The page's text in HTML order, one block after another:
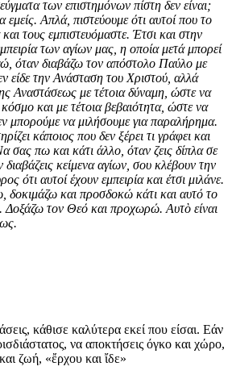
των επιστημόνων πίστη δεν είναι;
εμείς. Απλά, πιστεύουμε ότι αυτοί που το
τους εμπιστευόμαστε. Έτσι και στην
των αγίων μας, η οποία μετά μπορεί
όταν διαβάζω τον απόστολο Παύλο με
είδε την Ανάσταση του Χριστού, αλλά
Αναστάσεως με τέτοια δύναμη, ώστε να
και με τέτοια βεβαιότητα, ώστε να
μπορούμε να μιλήσουμε για παραλήρημα.
κάποιος που δεν ξέρει τι γράφει και
σας πω και κάτι άλλο, όταν ζεις δίπλα σε
κείμενα αγίων, σου κλέβουν την
ότι αυτοί έχουν εμπειρία και έτσι μιλάνε.
δοκιμάζω και προσδοκώ κάτι και αυτό το
Δοξάζω τον Θεό και προχωρώ. Αυτὸ είναι
κάθισε καλύτερα εκεί που είσαι. Εάν
να αποκτήσεις όγκο και χώρο,
ζωή, «ἔρχου και ἴδε»